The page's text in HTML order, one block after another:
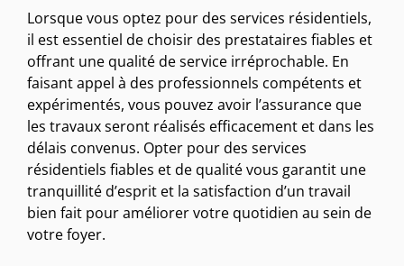
Lorsque vous optez pour des services résidentiels,
il est essentiel de choisir des prestataires fiables et
offrant une qualité de service irréprochable. En
faisant appel à des professionnels compétents et
expérimentés, vous pouvez avoir l’assurance que
les travaux seront réalisés efficacement et dans les
délais convenus. Opter pour des services
résidentiels fiables et de qualité vous garantit une
tranquillité d’esprit et la satisfaction d’un travail
bien fait pour améliorer votre quotidien au sein de
votre foyer.